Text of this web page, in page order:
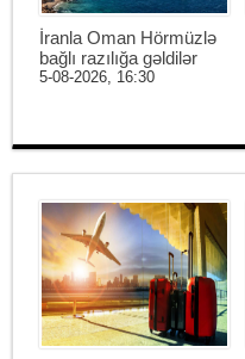
İranla Oman Hörmüzlə
bağlı razılığa gəldilər
5-08-2026, 16:30